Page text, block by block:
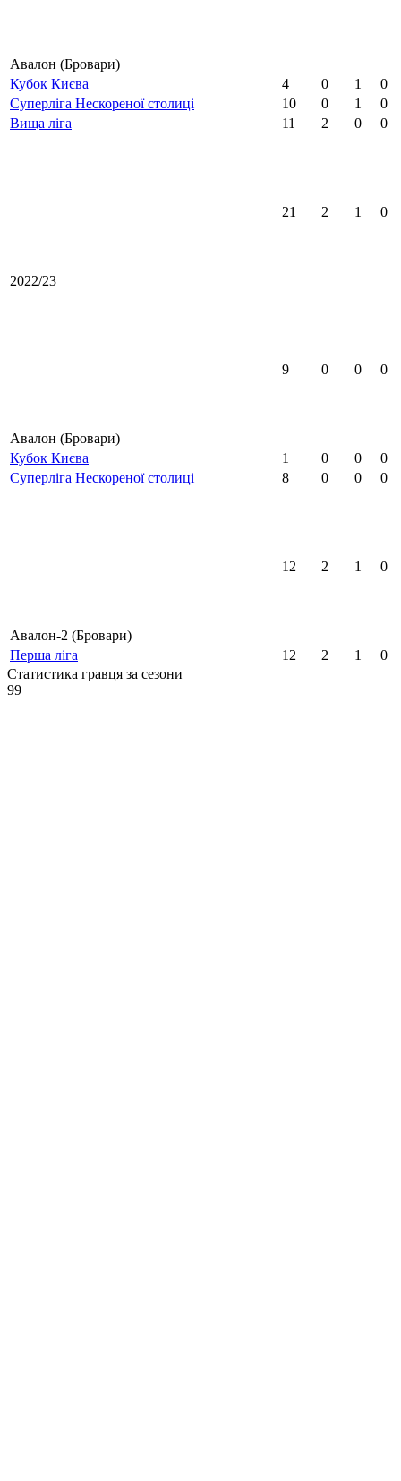
Авалон (Бровари)
Кубок Києва 4 0 1
0
Суперліга Нескореної столиці
10 0 1
0
Вища ліга
11 2 0 0
2022/23
21 2 1 0
Авалон (Бровари)
9 0 0 0
Кубок Києва 1 0 0
0
Суперліга Нескореної столиці
8 0 0 0
Авалон-2 (Бровари)
12 2 1 0
Перша ліга 12 2 1
0
Статистика гравця за сезони
99